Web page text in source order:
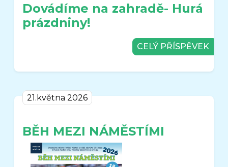
Dovádíme na zahradě- Hurá
prázdniny!
CELÝ PŘÍSPĚVEK
21.května 2026
BĚH MEZI NÁMĚSTÍMI